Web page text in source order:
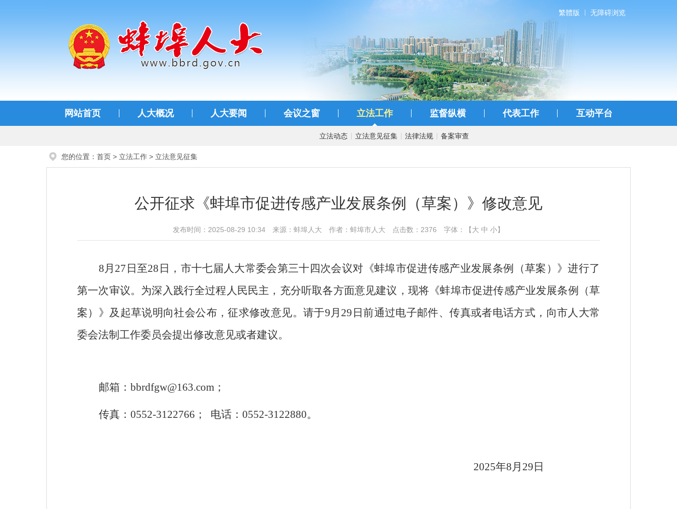
繁體版 无障碍浏览
网站首页 人大概况 人大要闻 会议之窗 立法工作 监督纵横 代表工作 互动平台
立法动态 立法意见征集 法律法规 备案审查
您的位置： 首页 > 立法工作 > 立法意见征集
公开征求《蚌埠市促进传感产业发展条例（草案）》修改意见
发布时间：2025-08-29 10:34 来源：蚌埠人大 作者：蚌埠市人大 点击数： 2376 字体：【大 中 小】
8月 27 日至28 日，市十七届人大常委会第三十四次会议对《蚌埠市促进传感产业发展条例（草案）》进行了
第一次审议。为深入践行全过程人民民主，充分听取各方面意见建议，现将《蚌埠市促进传感产业发展条例（草
案）》及起草说明向社会公布，征求修改意见。请于9月 29 日前通过电子邮件、传真或者电话方式，向市人大常
委会法制工作委员会提出修改意见或者建议。
邮箱： bbrdfgw@163.com；
传真： 0552-3122766 ； 电话： 0552-3122880。
2025年8月 29 日